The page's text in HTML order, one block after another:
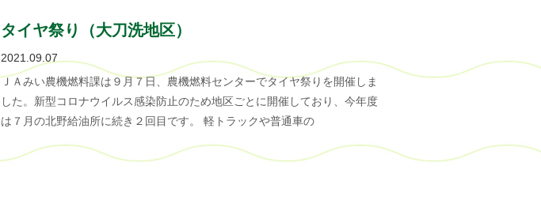
タイヤ祭り（大刀洗地区）
2021.09.07
ＪＡみい農機燃料課は９月７日、農機燃料センターでタイヤ祭りを開催しま
した。新型コロナウイルス感染防止のため地区ごとに開催しており、今年度
は７月の北野給油所に続き２回目です。 軽トラックや普通車の